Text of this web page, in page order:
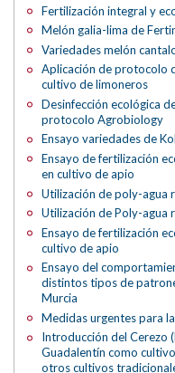
Fertilización integral y
Melón galia-lima de
Variedades melón
Aplicación de protocolo
cultivo de limoneros
Desinfección ecológica
protocolo Agrobiology
Ensayo variedades de
Ensayo de fertilización
en cultivo de apio
Utilización de poly-agua
Utilización de Poly-agua
Ensayo de fertilización
cultivo de apio
Ensayo del
distintos tipos de
Murcia
Medidas urgentes para
Introducción del Cerezo
Guadalentín como
otros cultivos